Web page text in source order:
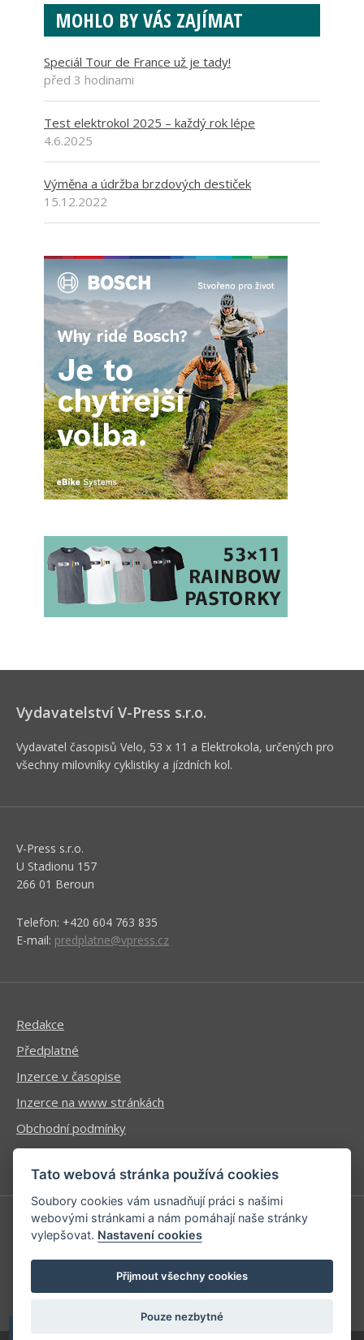
MOHLO BY VÁS ZAJÍMAT
Speciál Tour de France už je tady!
před 3 hodinami
Test elektrokol 2025 – každý rok lépe
4.6.2025
Výměna a údržba brzdových destiček
15.12.2022
Vydavatelství V-Press s.r.o.
Vydavatel časopisů Velo, 53 x 11 a Elektrokola, určených pro
všechny milovníky cyklistiky a jízdních kol.
V-Press s.r.o.
U Stadionu 157
266 01 Beroun
Telefon: +420 604 763 835
E-mail: predplatne@vpress.cz
Redakce
Předplatné
Inzerce v časopise
Inzerce na www stránkách
Obchodní podmínky
Ochrana osobních údajů
Příhlášení | Registrace
Kontaktní informace
Mapa stránek
Tato webová stránka používá cookies
Soubory cookies vám usnadňují práci s našimi
webovými stránkami a nám pomáhají naše stránky
vylepšovat. Nastavení cookies
Přijmout všechny cookies
Pouze nezbytné